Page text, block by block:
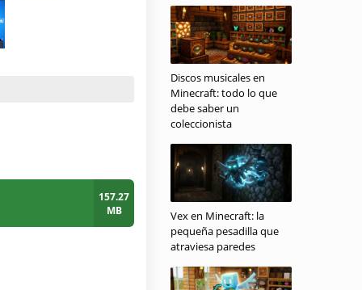
157.27
MB
Discos musicales en
Minecraft: todo lo que
debe saber un
coleccionista
Vex en Minecraft: la
pequeña pesadilla que
atraviesa paredes